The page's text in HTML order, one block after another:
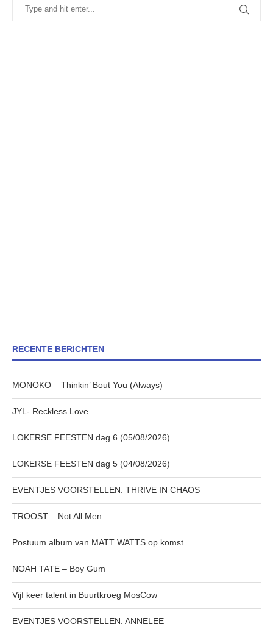
RECENTE BERICHTEN
MONOKO – Thinkin’ Bout You (Always)
JYL- Reckless Love
LOKERSE FEESTEN dag 6 (05/08/2026)
LOKERSE FEESTEN dag 5 (04/08/2026)
EVENTJES VOORSTELLEN: THRIVE IN CHAOS
TROOST – Not All Men
Postuum album van MATT WATTS op komst
NOAH TATE – Boy Gum
Vijf keer talent in Buurtkroeg MosCow
EVENTJES VOORSTELLEN: ANNELEE